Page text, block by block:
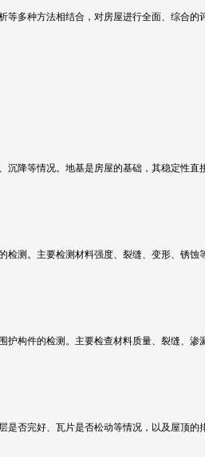
等多种方法相结合，对房屋进行全面、综合
沉降等情况。地基是房屋的基础，其稳定性直
检测。主要检测材料强度、裂缝、变形、锈蚀
护构件的检测。主要检查材料质量、裂缝、渗
是否完好、瓦片是否松动等情况，以及屋顶的